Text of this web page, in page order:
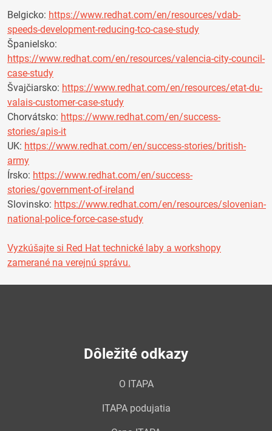
Belgicko: https://www.redhat.com/en/resources/vdab-
speeds-development-reducing-tco-case-study
Španielsko:
https://www.redhat.com/en/resources/valencia-city-council-
case-study
Švajčiarsko: https://www.redhat.com/en/resources/etat-du-
valais-customer-case-study
Chorvátsko: https://www.redhat.com/en/success-
stories/apis-it
UK: https://www.redhat.com/en/success-stories/british-
army
Írsko: https://www.redhat.com/en/success-
stories/government-of-ireland
Slovinsko: https://www.redhat.com/en/resources/slovenian-
national-police-force-case-study
Vyzkúšajte si Red Hat technické laby a workshopy
zamerané na verejnú správu.
Dôležité odkazy
O ITAPA
ITAPA podujatia